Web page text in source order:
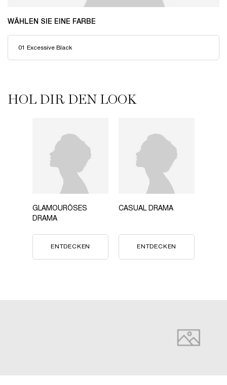
WÄHLEN SIE EINE FARBE
HOL DIR DEN LOOK
HOL DIR DEN LOOK
GLAMOURÖSES
DRAMA
ENTDECKEN
CASUAL DRAMA
ENTDECKEN